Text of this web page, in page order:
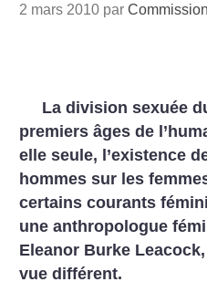
2 mars 2010 par
La division sexuée
premiers âges de
elle seule, l’existence
hommes sur les
certains courants
une anthropologue
Eleanor Burke
vue différent.